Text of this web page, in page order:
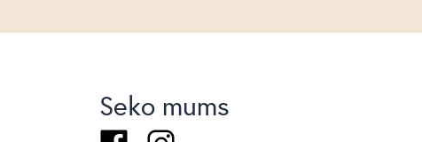
Seko mums